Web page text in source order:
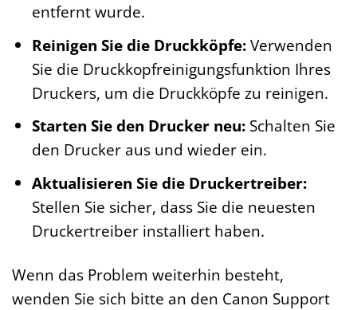
entfernt wurde.
Reinigen Sie die Druckköpfe:Verwenden
Sie die Druckkopfreinigungsfunktion Ihres
Druckers, um die Druckköpfe zu reinigen.
Starten Sie den Drucker neu:Schalten Sie
den Drucker aus und wieder ein.
Aktualisieren Sie die Druckertreiber:
Stellen Sie sicher, dass Sie die neuesten
Druckertreiber installiert haben.
Wenn das Problem weiterhin besteht,
wenden Sie sich bitte an den Canon Support